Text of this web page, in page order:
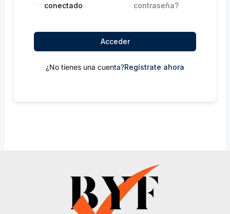
conectado
contraseña?
Acceder
¿No tienes una cuenta?Regístrate ahora